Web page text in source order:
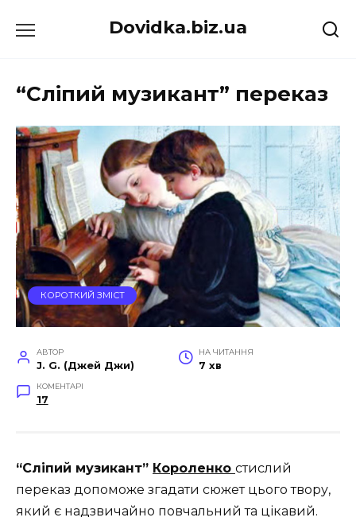
до
Dovidka.biz.ua
“Сліпий музикант” переказ
КОРОТКИЙ ЗМІСТ
АВТОР
J. G. (Джей Джи)
НА ЧИТАННЯ
7 хв
КОМЕНТАРІ
17
“Сліпий музикант” Короленко стислий
переказ допоможе згадати сюжет цього твору,
який є надзвичайно повчальний та цікавий.